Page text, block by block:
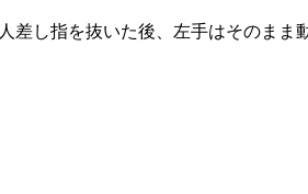
人差し指を抜いた後、左手はそのまま